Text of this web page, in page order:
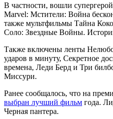
В частности, вошли
Marvel: Мстители: Война
также мультфильмы Тайна
Соло: Звездные Войны.
Также включены ленты
ударов в минуту, Секретное
времена, Леди Берд и Три
Миссури.
Ранее сообщалось, что на
выбран лучший фильм года.
Черная пантера.